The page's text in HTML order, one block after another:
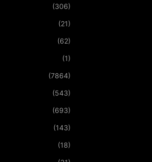
(306)
(21)
(62)
(1)
(7864)
(543)
(693)
(143)
(18)